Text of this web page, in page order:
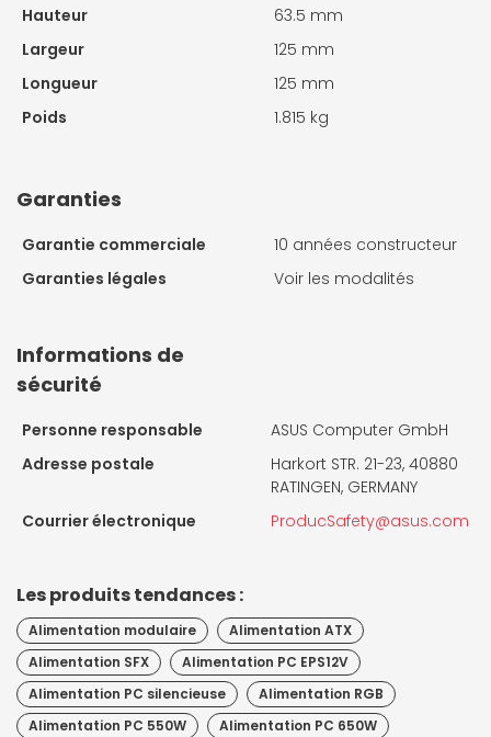
Hauteur
63.5 mm
Largeur
125 mm
Longueur
125 mm
Poids
1.815 kg
Garanties
Garantie commerciale
10 années constructeur
Garanties légales
Voir les modalités
Informations de
sécurité
Personne responsable
ASUS Computer GmbH
Adresse postale
Harkort STR. 21-23, 40880
RATINGEN, GERMANY
Courrier électronique
ProducSafety@asus.com
Les produits tendances :
Alimentation modulaire
Alimentation ATX
Alimentation SFX
Alimentation PC EPS12V
Alimentation PC silencieuse
Alimentation RGB
Alimentation PC 550W
Alimentation PC 650W